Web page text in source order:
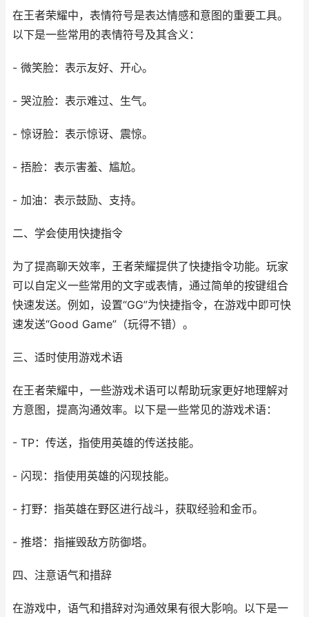
在王者荣耀中，表情符号是表达情感和意图的重要工具。
以下是一些常用的表情符号及其含义：
- 微笑脸：表示友好、开心。
- 哭泣脸：表示难过、生气。
- 惊讶脸：表示惊讶、震惊。
- 捂脸：表示害羞、尴尬。
- 加油：表示鼓励、支持。
二、学会使用快捷指令
为了提高聊天效率，王者荣耀提供了快捷指令功能。玩家
可以自定义一些常用的文字或表情，通过简单的按键组合
快速发送。例如，设置“GG”为快捷指令，在游戏中即可快
速发送“Good Game”（玩得不错）。
三、适时使用游戏术语
在王者荣耀中，一些游戏术语可以帮助玩家更好地理解对
方意图，提高沟通效率。以下是一些常见的游戏术语：
- TP：传送，指使用英雄的传送技能。
- 闪现：指使用英雄的闪现技能。
- 打野：指英雄在野区进行战斗，获取经验和金币。
- 推塔：指摧毁敌方防御塔。
四、注意语气和措辞
在游戏中，语气和措辞对沟通效果有很大影响。以下是一